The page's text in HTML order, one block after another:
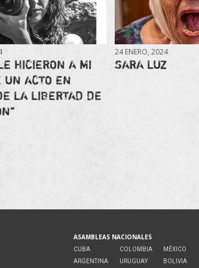
HICIERON A MI
UN ACTO EN
LA LIBERTAD DE
24 ENERO, 2024
SARA LUZ
ASAMBLEAS NACIONALES
CUBA
ARGENTINA
COLOMBIA
URUGUAY
MÉXICO
BOLIVIA